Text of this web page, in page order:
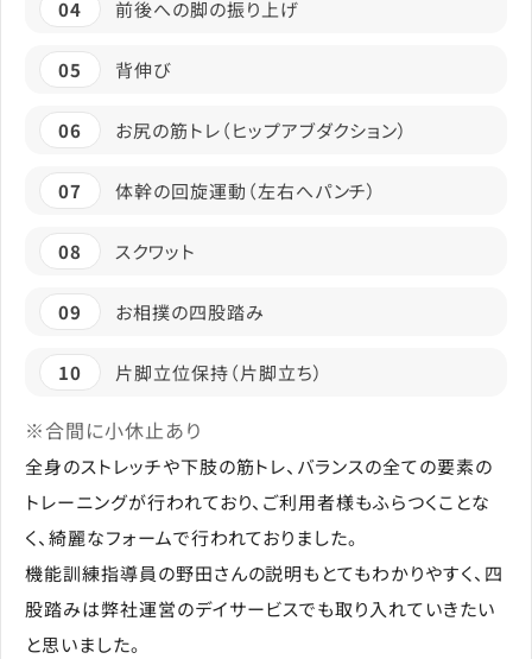
04 前後への脚の振り上げ
05 背伸び
06 お尻の筋トレ（ヒップアブダクション）
07 体幹の回旋運動（左右へパンチ）
08 スクワット
09 お相撲の四股踏み
10 片脚立位保持（片脚立ち）
※合間に小休止あり
全身のストレッチや下肢の筋トレ、バランスの全ての要素の
トレーニングが行われており、ご利用者様もふらつくことな
く、綺麗なフォームで行われておりました。
機能訓練指導員の野田さんの説明もとてもわかりやすく、四
股踏みは弊社運営のデイサービスでも取り入れていきたい
と思いました。